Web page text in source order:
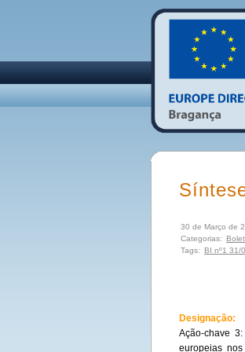
30 de Março de
Categorias:
Tags:
BI nº1 31/
Designação:
Ação-chave
europeias